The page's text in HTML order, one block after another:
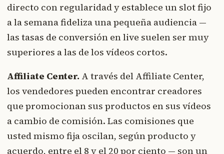
directo con regularidad y establece un slot fijo
a la semana fideliza una pequeña audiencia —
las tasas de conversión en live suelen ser muy
superiores a las de los vídeos cortos.
Affiliate Center. A través del Affiliate Center,
los vendedores pueden encontrar creadores
que promocionan sus productos en sus vídeos
a cambio de comisión. Las comisiones que
usted mismo fija oscilan, según producto y
acuerdo, entre el 8 y el 20 por ciento — son un